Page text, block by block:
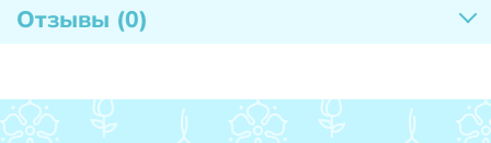
Отзывы (0)